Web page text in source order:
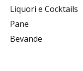
Liquori e Cocktails
Pane
Bevande